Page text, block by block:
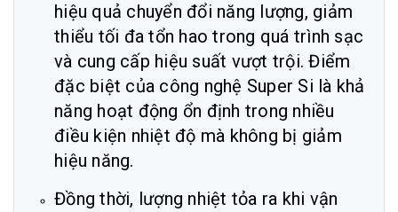
hiệu quả chuyển đổi năng lượng, giảm
thiểu tối đa tổn hao trong quá trình sạc
và cung cấp hiệu suất vượt trội. Điểm
đặc biệt của công nghệ Super Si là khả
năng hoạt động ổn định trong nhiều
điều kiện nhiệt độ mà không bị giảm
hiệu năng.
Đồng thời, lượng nhiệt tỏa ra khi vận